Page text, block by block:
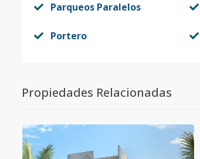
Parqueos Paralelos
Portero
Propiedades Relacionadas